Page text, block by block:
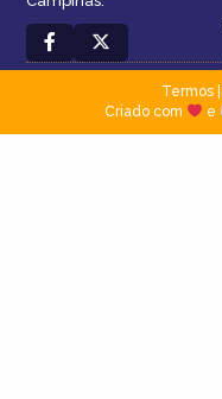
Termos|
Criado com
e